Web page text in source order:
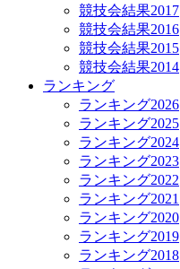
競技会結果2017
競技会結果2016
競技会結果2015
競技会結果2014
ランキング
ランキング2026
ランキング2025
ランキング2024
ランキング2023
ランキング2022
ランキング2021
ランキング2020
ランキング2019
ランキング2018